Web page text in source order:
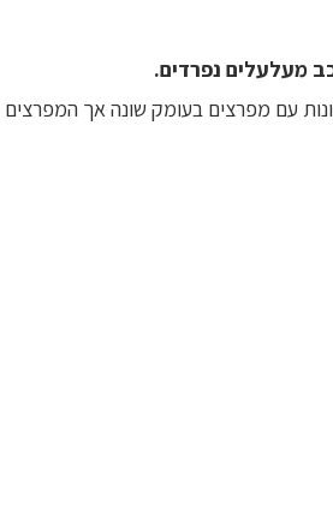
מעלעלים נפרדים.
עם מפרצים בעומק שונה אך המפרצים